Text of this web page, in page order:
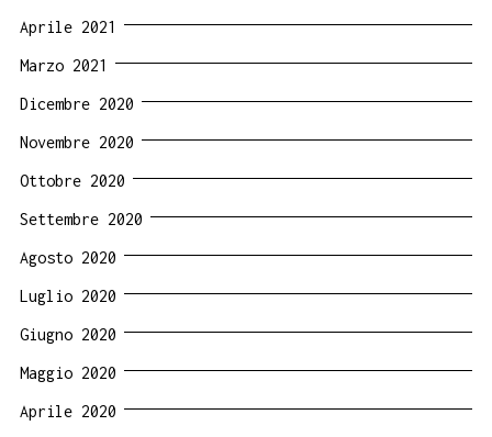
Aprile 2021
Marzo 2021
Dicembre 2020
Novembre 2020
Ottobre 2020
Settembre 2020
Agosto 2020
Luglio 2020
Giugno 2020
Maggio 2020
Aprile 2020